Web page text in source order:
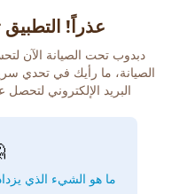
عذراً!
دبدوب تحت الصيانة الآن
الصيانة، ما رأيك في تحدي
البريد الإلكتروني
ما هو الشيء الذي